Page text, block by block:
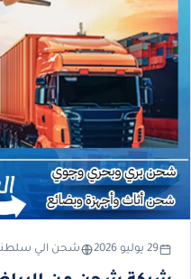
29 يوليو 2026 شحن الي